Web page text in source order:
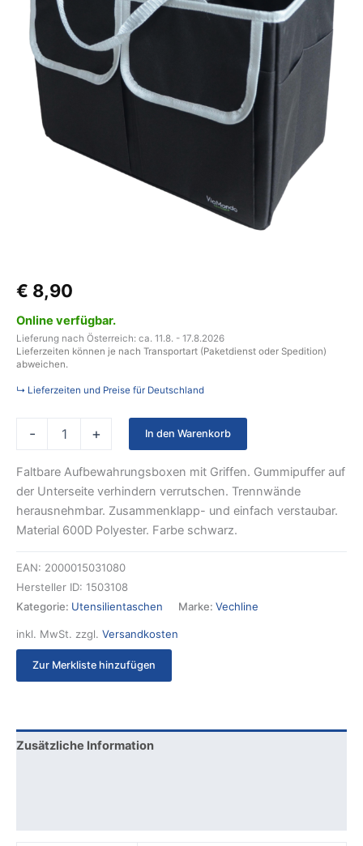
€ 8,90
Online verfügbar.
Lieferung nach Österreich: ca. 11.8. - 17.8.2026
Lieferzeiten können je nach Transportart (Paketdienst oder Spedition)
abweichen.
↳ Lieferzeiten und Preise für Deutschland
- + In den Warenkorb
Faltbare Aufbewahrungsboxen mit Griffen. Gummipuffer auf
der Unterseite verhindern verrutschen. Trennwände
herausnehmbar. Zusammenklapp- und einfach verstaubar.
Material 600D Polyester. Farbe schwarz.
EAN: 2000015031080
Hersteller ID: 1503108
Kategorie: Utensilientaschen Marke: Vechline
inkl. MwSt. zzgl. Versandkosten
Zur Merkliste hinzufügen
Zusätzliche Information